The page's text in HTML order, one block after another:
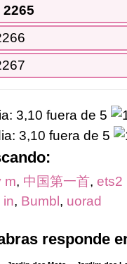
m, 中国第一首, ets2
in, Bumbl, uorad
responde